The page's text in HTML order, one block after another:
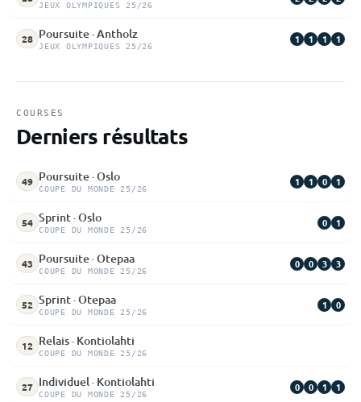
JEUX OLYMPIQUES 25/26
28 Poursuite · Antholz
JEUX OLYMPIQUES 25/26
1 1 1 1
COURSES
Derniers résultats
49 Poursuite · Oslo
COUPE DU MONDE 25/26
1 1 0 1
54 Sprint · Oslo
COUPE DU MONDE 25/26
0 1
43 Poursuite · Otepaa
COUPE DU MONDE 25/26
0 0 3 3
52 Sprint · Otepaa
COUPE DU MONDE 25/26
1 0
12 Relais · Kontiolahti
COUPE DU MONDE 25/26
27 Individuel · Kontiolahti
COUPE DU MONDE 25/26
0 0 1 1